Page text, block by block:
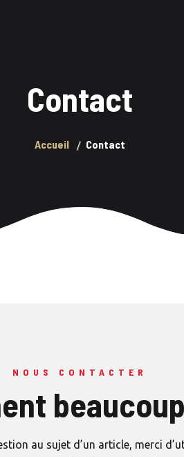
Contact
Accueil Contact
NOUS CONTACTER
au sujet d’un article, merci